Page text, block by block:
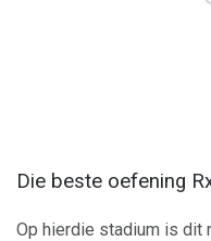
Die beste oefening
Op hierdie stadium is dit